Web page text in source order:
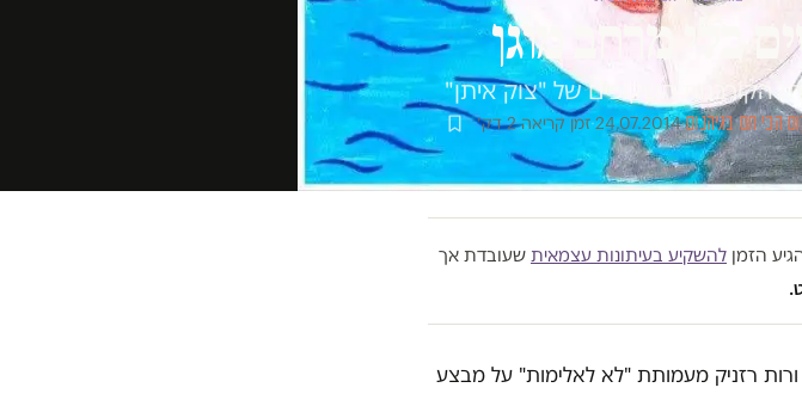
בלי מרחב מוגן
הקורבנות השקופים של "צוק איתן"
הכי חם בגיהנום·
24.07.2014
·זמן קריאה 2 דק׳
הזמן להשקיע בעיתונות עצמאית שעובדת אך
רזניק מעמותת "לא לאלימות" על מבצע